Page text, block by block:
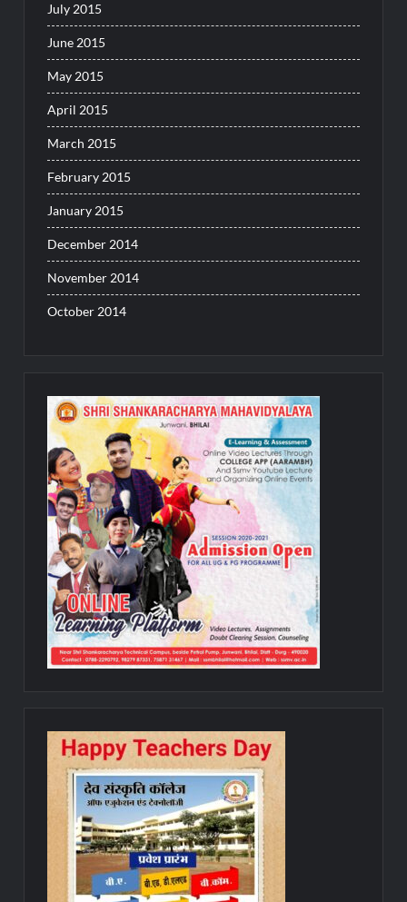
July 2015
June 2015
May 2015
April 2015
March 2015
February 2015
January 2015
December 2014
November 2014
October 2014